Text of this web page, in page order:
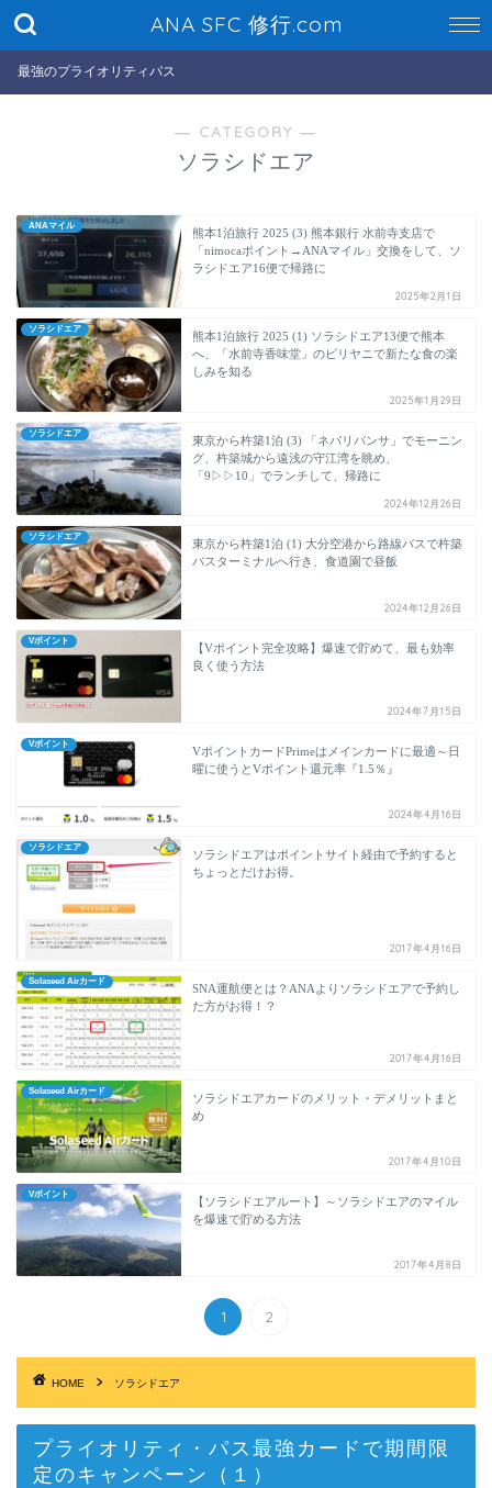
ANA SFC 修行.com
最強のプライオリティパス
― CATEGORY ―
ソラシドエア
ANAマイル
熊本1泊旅行 2025 (3) 熊本銀行 水前寺支店で
「nimocaポイント→ANAマイル」交換をして、ソ
ラシドエア16便で帰路に
2025年2月1日
ソラシドエア
熊本1泊旅行 2025 (1) ソラシドエア13便で熊本
へ、「水前寺香味堂」のビリヤニで新たな食の楽
しみを知る
2025年1月29日
ソラシドエア
東京から杵築1泊 (3) 「ネパリバンサ」でモーニン
グ、杵築城から遠浅の守江湾を眺め、
「9▷▷10」でランチして、帰路に
2024年12月26日
ソラシドエア
東京から杵築1泊 (1) 大分空港から路線バスで杵築
バスターミナルへ行き、食道園で昼飯
2024年12月26日
Vポイント
【Vポイント完全攻略】爆速で貯めて、最も効率
良く使う方法
2024年7月15日
Vポイント
VポイントカードPrimeはメインカードに最適～日
曜に使うとVポイント還元率『1.5％』
2024年4月16日
ソラシドエア
ソラシドエアはポイントサイト経由で予約すると
ちょっとだけお得。
2017年4月16日
Solaseed Airカード
SNA運航便とは？ANAよりソラシドエアで予約し
た方がお得！？
2017年4月16日
Solaseed Airカード
ソラシドエアカードのメリット・デメリットまと
め
2017年4月10日
Vポイント
【ソラシドエアルート】～ソラシドエアのマイル
を爆速で貯める方法
2017年4月8日
1 2
HOME ソラシドエア
プライオリティ・パス最強カードで期間限
定のキャンペーン（１）